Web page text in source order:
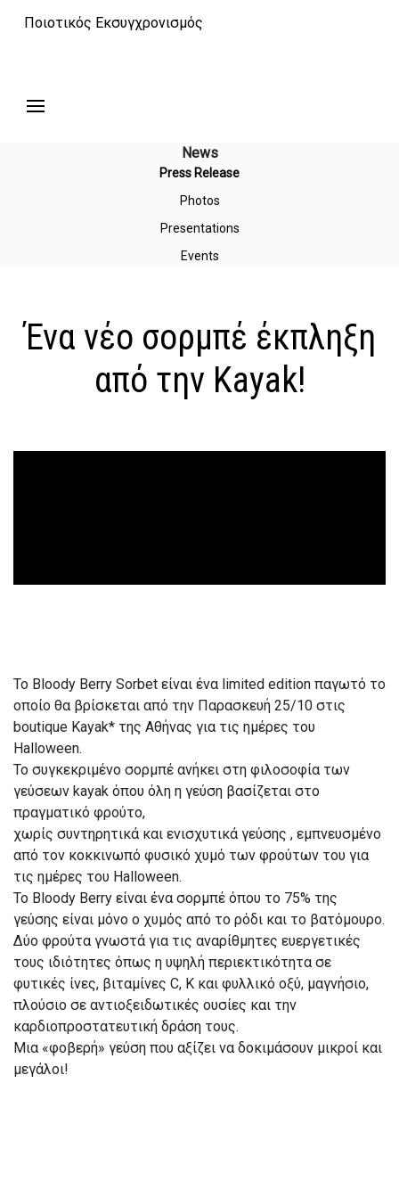
Ποιοτικός Εκσυγχρονισμός
News
Press Release
Photos
Presentations
Events
Ένα νέο σορμπέ έκπληξη
από την Κayak!
Το Bloody Berry Sorbet είναι ένα limited edition παγωτό το
οποίο θα βρίσκεται από την Παρασκευή 25/10 στις
boutique Κayak* της Αθήνας για τις ημέρες του
Halloween.
Το συγκεκριμένο σορμπέ ανήκει στη φιλοσοφία των
γεύσεων kayak όπου όλη η γεύση βασίζεται στο
πραγματικό φρούτο,
χωρίς συντηρητικά και ενισχυτικά γεύσης , εμπνευσμένο
από τον κοκκινωπό φυσικό χυμό των φρούτων του για
τις ημέρες του Halloween.
Το Bloody Berry είναι ένα σορμπέ όπου το 75% της
γεύσης είναι μόνο ο χυμός από το ρόδι και το βατόμουρο.
Δύο φρούτα γνωστά για τις αναρίθμητες ευεργετικές
τους ιδιότητες όπως η υψηλή περιεκτικότητα σε
φυτικές ίνες, βιταμίνες C, Κ και φυλλικό οξύ, μαγνήσιο,
πλούσιο σε αντιοξειδωτικές ουσίες και την
καρδιοπροστατευτική δράση τους.
Μια «φοβερή» γεύση που αξίζει να δοκιμάσουν μικροί και
μεγάλοι!